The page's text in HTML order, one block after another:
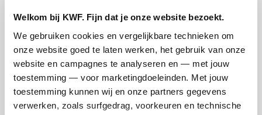
Welkom bij KWF. Fijn dat je onze website bezoekt.
We gebruiken cookies en vergelijkbare technieken om
onze website goed te laten werken, het gebruik van onze
website en campagnes te analyseren en — met jouw
toestemming — voor marketingdoeleinden. Met jouw
toestemming kunnen wij en onze partners gegevens
verwerken, zoals surfgedrag, voorkeuren en technische